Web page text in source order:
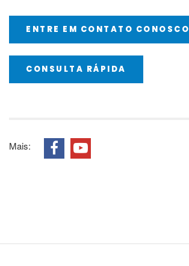
ENTRE EM CONTATO CONOSCO
CONSULTA RÁPIDA
Mais: